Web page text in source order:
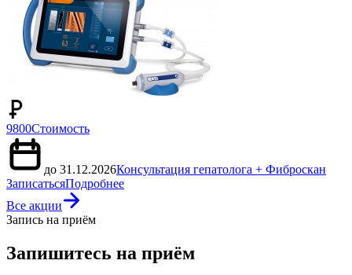
9800Стоимость
до 31.12.2026Консультация гепатолога + Фиброскан
ЗаписатьсяПодробнее
Все акции
Запись на приём
Запишитесь на приём